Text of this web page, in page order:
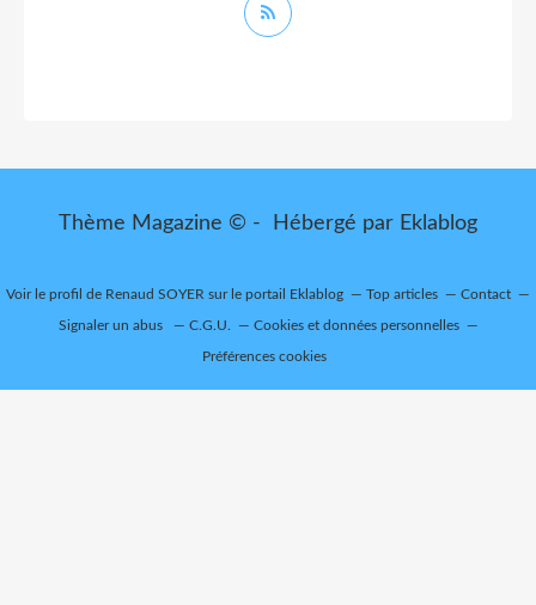
Thème Magazine © - Hébergé par Eklablog
Voir le profil de Renaud SOYER sur le portail Eklablog Top articles Contact
Signaler un abus C.G.U. Cookies et données personnelles
Préférences cookies